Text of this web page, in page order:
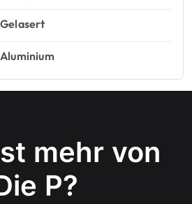
Gelasert
Aluminium
mehr von
P?